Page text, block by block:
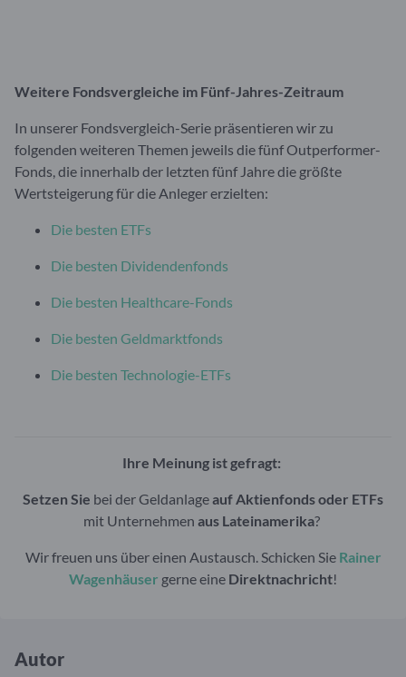
Weitere Fondsvergleiche im Fünf-Jahres-Zeitraum
In unserer Fondsvergleich-Serie präsentieren wir zu
folgenden weiteren Themen jeweils die fünf Outperformer-
Fonds, die innerhalb der letzten fünf Jahre die größte
Wertsteigerung für die Anleger erzielten:
Die besten ETFs
Die besten Dividendenfonds
Die besten Healthcare-Fonds
Die besten Geldmarktfonds
Die besten Technologie-ETFs
Ihre Meinung ist gefragt:
Setzen Sie bei der Geldanlageauf Aktienfonds oder ETFs
mit Unternehmen aus Lateinamerika?
Wir freuen uns über einen Austausch. Schicken Sie Rainer
Wagenhäuser gerne eine Direktnachricht!
Autor